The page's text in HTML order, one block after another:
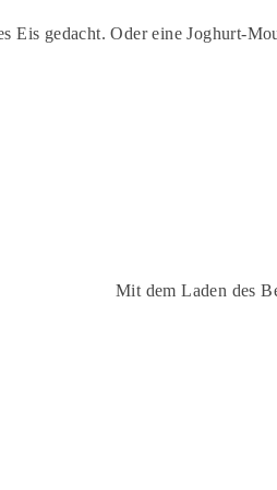
Eis gedacht. Oder eine Joghurt-
Mit dem Laden des